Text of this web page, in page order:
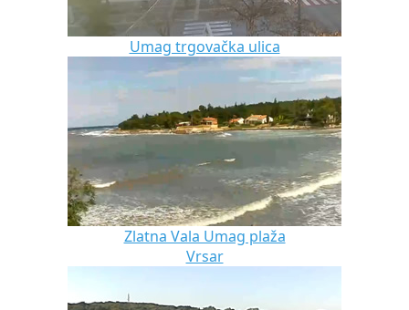
Umag trgovačka ulica
Zlatna Vala Umag plaža
Vrsar